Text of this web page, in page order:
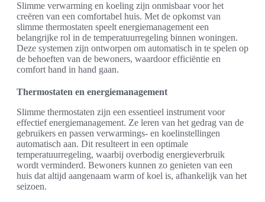
Slimme verwarming en koeling zijn onmisbaar voor het
creëren van een comfortabel huis. Met de opkomst van
slimme thermostaten speelt energiemanagement een
belangrijke rol in de temperatuurregeling binnen woningen.
Deze systemen zijn ontworpen om automatisch in te spelen op
de behoeften van de bewoners, waardoor efficiëntie en
comfort hand in hand gaan.
Thermostaten en energiemanagement
Slimme thermostaten zijn een essentieel instrument voor
effectief energiemanagement. Ze leren van het gedrag van de
gebruikers en passen verwarmings- en koelinstellingen
automatisch aan. Dit resulteert in een optimale
temperatuurregeling, waarbij overbodig energieverbruik
wordt verminderd. Bewoners kunnen zo genieten van een
huis dat altijd aangenaam warm of koel is, afhankelijk van het
seizoen.